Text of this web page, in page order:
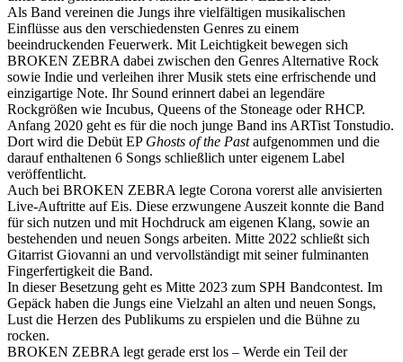
Als Band vereinen die Jungs ihre vielfältigen musikalischen
Einflüsse aus den verschiedensten Genres zu einem
beeindruckenden Feuerwerk. Mit Leichtigkeit bewegen sich
BROKEN ZEBRA dabei zwischen den Genres Alternative Rock
sowie Indie und verleihen ihrer Musik stets eine erfrischende und
einzigartige Note. Ihr Sound erinnert dabei an legendäre
Rockgrößen wie Incubus, Queens of the Stoneage oder RHCP.
Anfang 2020 geht es für die noch junge Band ins ARTist Tonstudio.
Dort wird die Debüt EP Ghosts of the Pastaufgenommen und die
darauf enthaltenen 6 Songs schließlich unter eigenem Label
veröffentlicht.
Auch bei BROKEN ZEBRA legte Corona vorerst alle anvisierten
Live-Auftritte auf Eis. Diese erzwungene Auszeit konnte die Band
für sich nutzen und mit Hochdruck am eigenen Klang, sowie an
bestehenden und neuen Songs arbeiten. Mitte 2022 schließt sich
Gitarrist Giovanni an und vervollständigt mit seiner fulminanten
Fingerfertigkeit die Band.
In dieser Besetzung geht es Mitte 2023 zum SPH Bandcontest. Im
Gepäck haben die Jungs eine Vielzahl an alten und neuen Songs,
Lust die Herzen des Publikums zu erspielen und die Bühne zu
rocken.
BROKEN ZEBRA legt gerade erst los – Werde ein Teil der